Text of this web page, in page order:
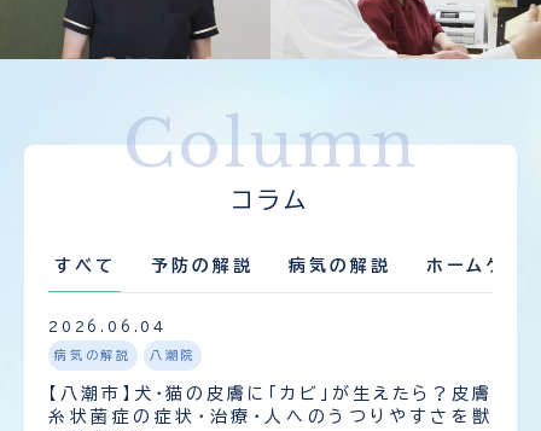
Column
コラム
すべて 予防の解説 病気の解説 ホームケア
2026.06.04
病気の解説 八潮院
【八潮市】犬・猫の皮膚に「カビ」が生えたら？皮膚
糸状菌症の症状・治療・人へのうつりやすさを獣